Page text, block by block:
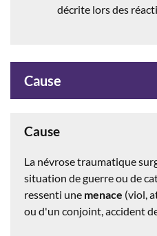
décrite lors des
Cause
Cause
La névrose traumatique
situation de guerre ou de
ressenti une menace (viol,
ou d'un conjoint, accident